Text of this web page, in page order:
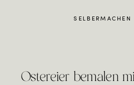
SELBERMACHEN
Ostereier bemalen